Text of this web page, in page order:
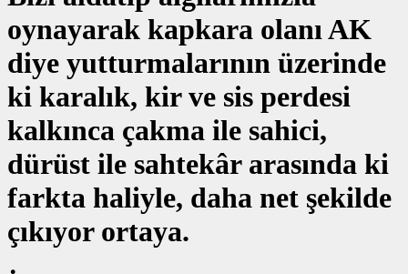
oynayarak kapkara olanı AK
diye yutturmalarının üzerinde
ki karalık, kir ve sis perdesi
kalkınca çakma ile sahici,
dürüst ile sahtekâr arasında ki
farkta haliyle, daha net şekilde
çıkıyor ortaya.